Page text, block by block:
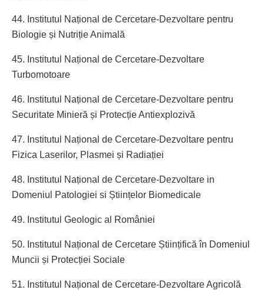
44. Institutul Național de Cercetare-Dezvoltare pentru
Biologie și Nutriție Animală
45. Institutul Național de Cercetare-Dezvoltare
Turbomotoare
46. Institutul Național de Cercetare-Dezvoltare pentru
Securitate Minieră și Protecție Antiexplozivă
47. Institutul Național de Cercetare-Dezvoltare pentru
Fizica Laserilor, Plasmei și Radiației
48. Institutul Național de Cercetare-Dezvoltare in
Domeniul Patologiei si Științelor Biomedicale
49. Institutul Geologic al României
50. Institutul Național de Cercetare Științifică în Domeniul
Muncii și Protecției Sociale
51. Institutul Național de Cercetare-Dezvoltare Agricolă